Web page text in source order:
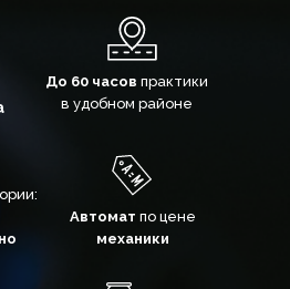
Автомат по цене
механики
До 60 часов практики
в удобном районе
в Telegram